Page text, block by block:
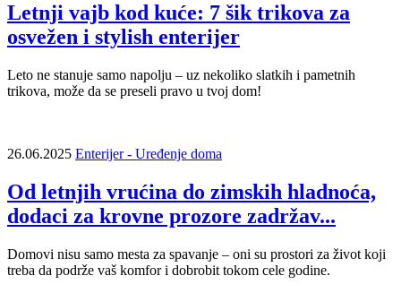
Letnji vajb kod kuće: 7 šik trikova za
osvežen i stylish enterijer
Leto ne stanuje samo napolju – uz nekoliko slatkih i pametnih
trikova, može da se preseli pravo u tvoj dom!
26.06.2025 Enterijer - Uređenje doma
Od letnjih vrućina do zimskih hladnoća,
dodaci za krovne prozore zadržav...
Domovi nisu samo mesta za spavanje – oni su prostori za život koji
treba da podrže vaš komfor i dobrobit tokom cele godine.